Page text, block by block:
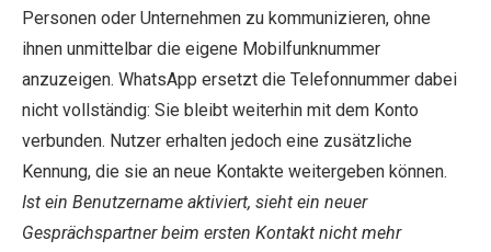
Personen oder Unternehmen zu kommunizieren, ohne
ihnen unmittelbar die eigene Mobilfunknummer
anzuzeigen. WhatsApp ersetzt die Telefonnummer dabei
nicht vollständig: Sie bleibt weiterhin mit dem Konto
verbunden. Nutzer erhalten jedoch eine zusätzliche
Kennung, die sie an neue Kontakte weitergeben können.
Ist ein Benutzername aktiviert, sieht ein neuer
Gesprächspartner beim ersten Kontakt nicht mehr